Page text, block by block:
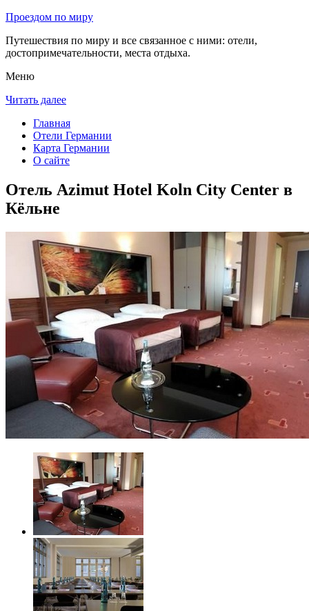
Проездом по миру
Путешествия по миру и все связанное с ними: отели,
достопримечательности, места отдыха.
Меню
Читать далее
Главная
Отели Германии
Карта Германии
О сайте
Отель Azimut Hotel Koln City Center в
Кёльне